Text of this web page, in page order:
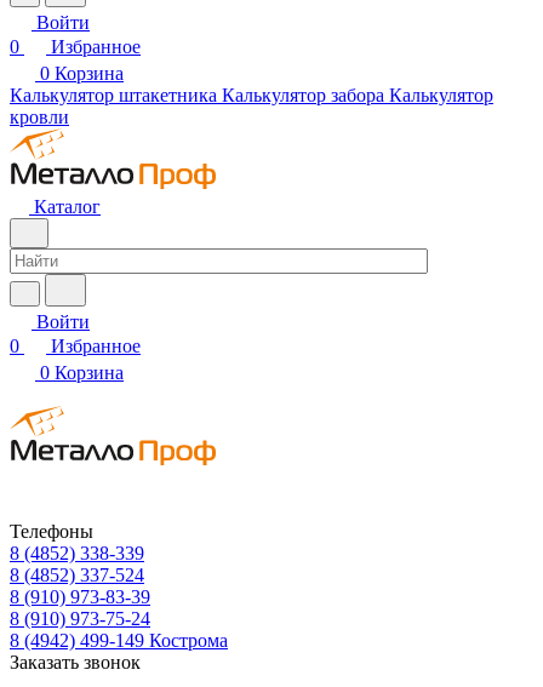
Войти
0
Избранное
0 Корзина
Калькулятор штакетника Калькулятор забора Калькулятор
кровли
Каталог
Войти
0
Избранное
0 Корзина
Телефоны
8 (4852) 338-339
8 (4852) 337-524
8 (910) 973-83-39
8 (910) 973-75-24
8 (4942) 499-149 Кострома
Заказать звонок